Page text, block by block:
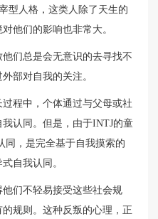
型人格，这类人除了天生的
他们的影响也非常大。
们总是会无意识的去寻找不
部对自我的关注。
程中，个体通过与父母或社
认同。但是，由于INTJ的童
同，是完全基于自我摸索的
自我认同。
们不轻易接受这些社会规
规则。这种反叛的心理，正